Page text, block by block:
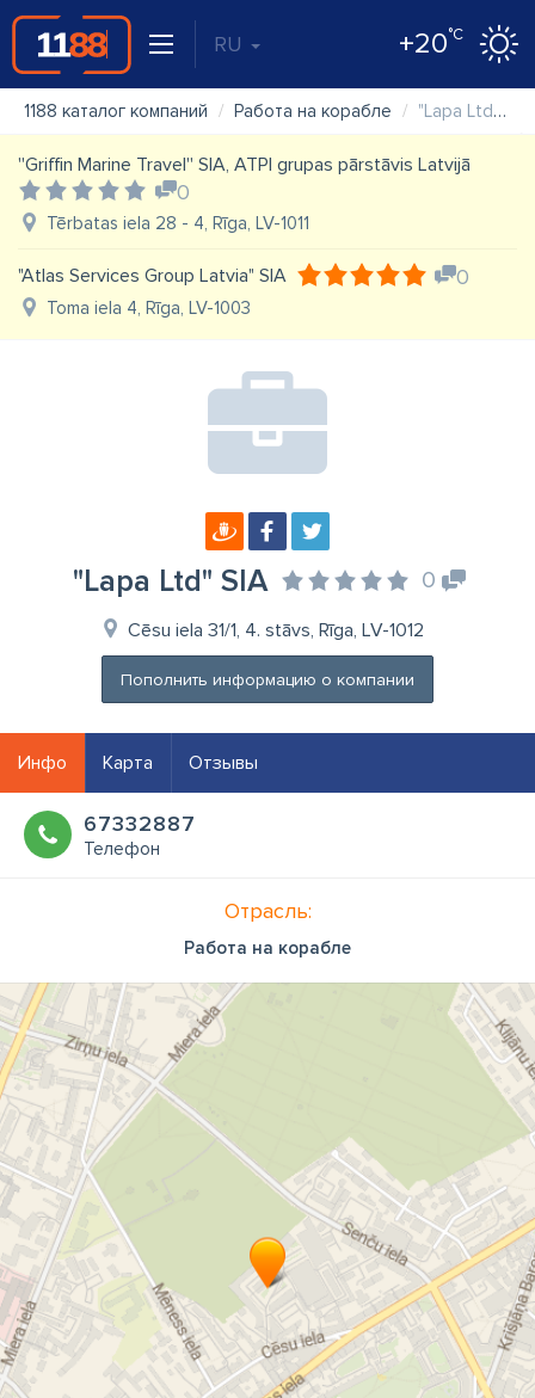
RU +20°C
1188 каталог компаний Работа на корабле "Lapa Ltd" SIA
''Griffin Marine Travel'' SIA, ATPI grupas pārstāvis Latvijā
0
Tērbatas iela 28 - 4, Rīga, LV-1011
"Atlas Services Group Latvia" SIA 0
Toma iela 4, Rīga, LV-1003
"Lapa Ltd" SIA 0
Cēsu iela 31/1, 4. stāvs, Rīga, LV-1012
Пополнить информацию о компании
Инфо Карта Отзывы
67332887
Телефон
Отрасль:
Работа на корабле